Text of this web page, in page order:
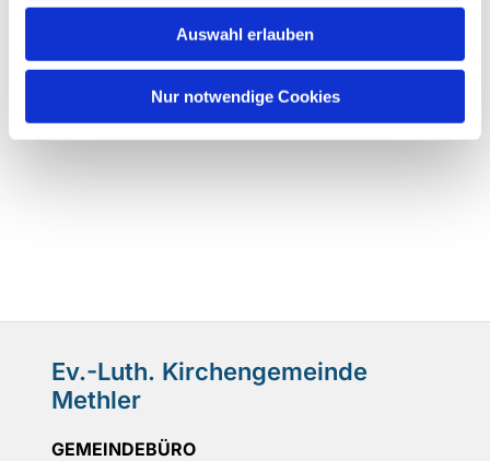
Auswahl erlauben
Nur notwendige Cookies
Ev.-Luth. Kirchengemeinde
Methler
GEMEINDEBÜRO